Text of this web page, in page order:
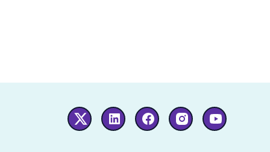
Twitter Linkedin FacebookInstagram